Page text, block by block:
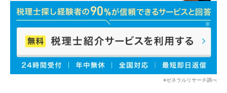
※ゼネラルリサーチ調べ